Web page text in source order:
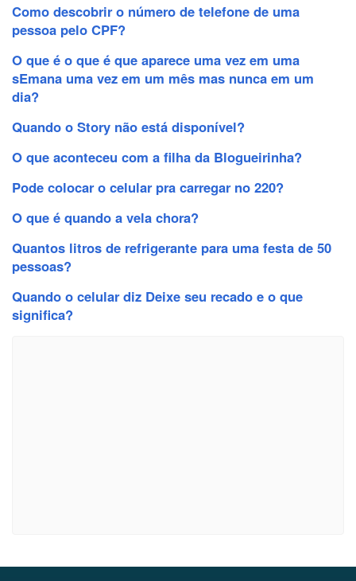
Como descobrir o número de telefone de uma
pessoa pelo CPF?
O que é o que é que aparece uma vez em uma
sEmana uma vez em um mês mas nunca em um
dia?
Quando o Story não está disponível?
O que aconteceu com a filha da Blogueirinha?
Pode colocar o celular pra carregar no 220?
O que é quando a vela chora?
Quantos litros de refrigerante para uma festa de 50
pessoas?
Quando o celular diz Deixe seu recado e o que
significa?